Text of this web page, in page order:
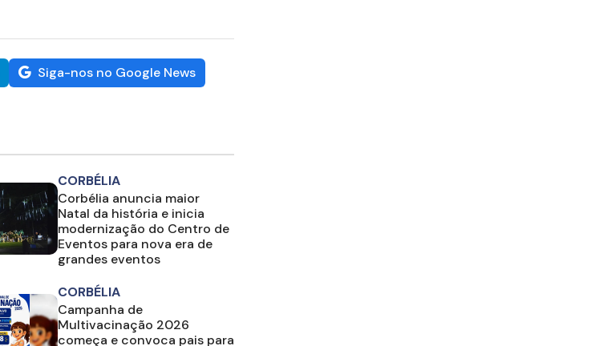
Siga-nos no Google News
CORBÉLIA
Corbélia anuncia maior
Natal da história e inicia
modernização do Centro de
Eventos para nova era de
grandes eventos
CORBÉLIA
Campanha de
Multivacinação 2026
começa e convoca pais para